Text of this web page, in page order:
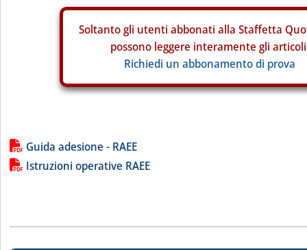
Soltanto gli utenti abbonati alla Staffetta
possono leggere interamente gli
Richiedi un abbonamento di prova
Lista allegati PDF alla notizia
Guida adesione - RAEE
Istruzioni operative RAEE